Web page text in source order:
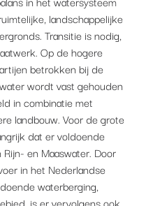
landschappelijke
Transitie is nodig,
Op de hogere
betrokken bij de
wordt vast gehouden
in combinatie met
landbouw. Voor de grote
dat er voldoende
en Maaswater. Door
in het Nederlandse
waterberging,
is er vervolgens ook